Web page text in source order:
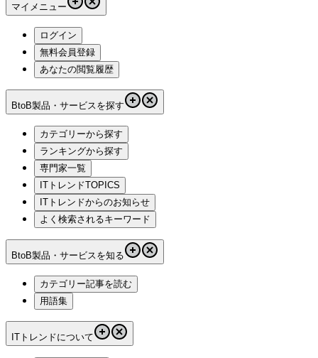
マイメニュー
ログイン
無料会員登録
あなたの閲覧履歴
BtoB製品・サービスを探す
カテゴリーから探す
ランキングから探す
専門家一覧
ITトレンドTOPICS
ITトレンドからのお知らせ
よく検索されるキーワード
BtoB製品・サービスを知る
カテゴリー記事を読む
用語集
ITトレンドについて